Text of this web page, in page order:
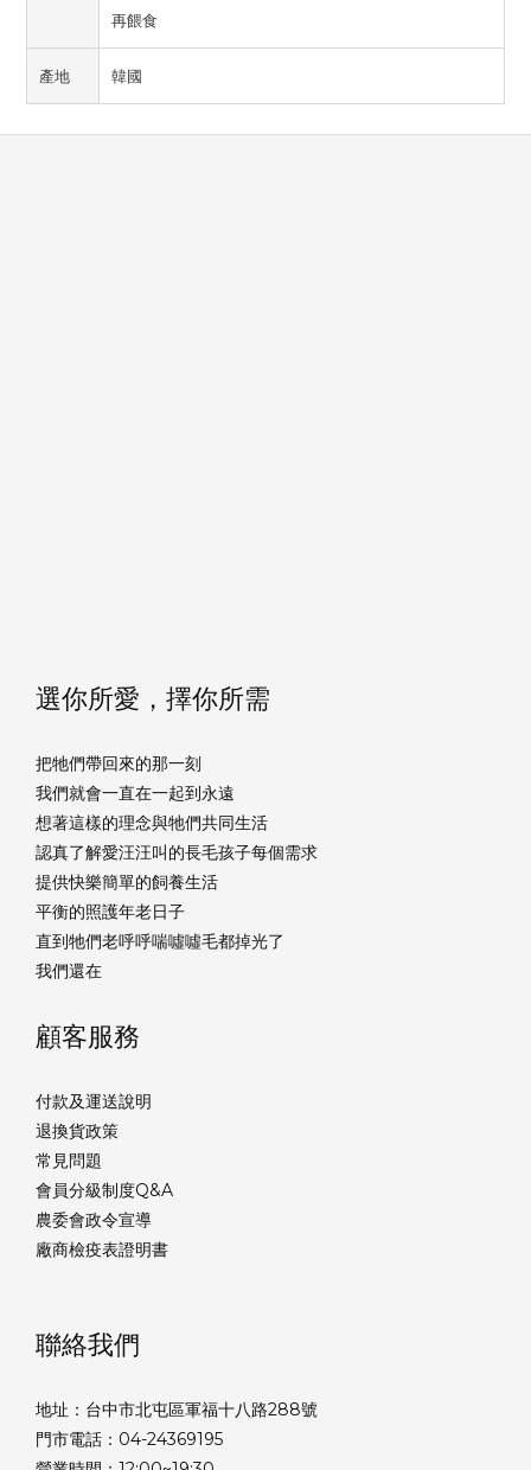
再餵食
產地 韓國
選你所愛，擇你所需
把牠們帶回來的那一刻
我們就會一直在一起到永遠
想著這樣的理念與牠們共同生活
認真了解愛汪汪叫的長毛孩子每個需求
提供快樂簡單的飼養生活
平衡的照護年老日子
直到牠們老呼呼喘噓噓毛都掉光了
我們還在
顧客服務
付款及運送說明
退換貨政策
常見問題
會員分級制度Q&A
農委會政令宣導
廠商檢疫表證明書
聯絡我們
地址：台中市北屯區軍福十八路288號
門市電話：04-24369195